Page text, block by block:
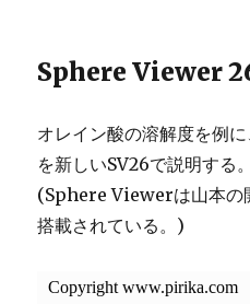
Sphere Viewer
オレイン酸の溶解度を例
を新しいSV26で説明する。
(Sphere Viewerは山本
搭載されている。)